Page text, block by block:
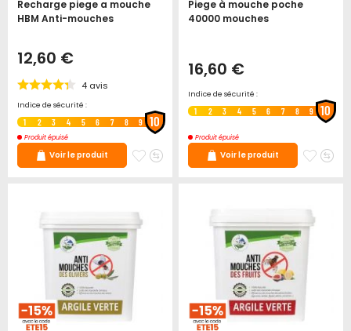
Recharge piege a mouche
HBM Anti-mouches
12,60 €
4 avis
Indice de sécurité :
1 2 3 4 5 6 7 8 9 10
Produit épuisé
Voir le produit
AjouterAjouter
Piege à mouche poche
40000 mouches
16,60 €
Indice de sécurité :
1 2 3 4 5 6 7 8 9 10
Produit épuisé
Voir le produit